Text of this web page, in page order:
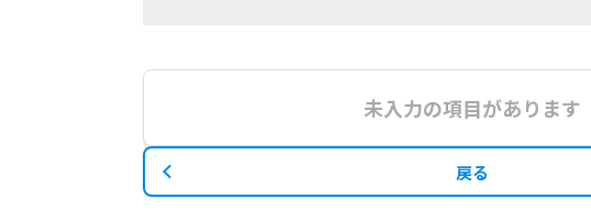
未入力の項目があります
戻る